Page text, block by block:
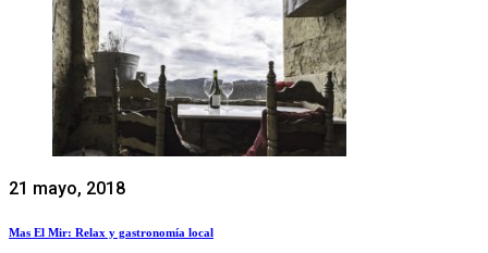
21 mayo, 2018
Mas El Mir: Relax y gastronomía local